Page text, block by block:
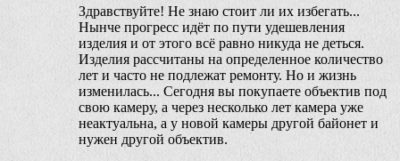
Здравствуйте! Не знаю стоит ли их избегать...
Нынче прогресс идёт по пути удешевления
изделия и от этого всё равно никуда не деться.
Изделия рассчитаны на определенное количество
лет и часто не подлежат ремонту. Но и жизнь
изменилась... Сегодня вы покупаете объектив под
свою камеру, а через несколько лет камера уже
неактуальна, а у новой камеры другой байонет и
нужен другой объектив.